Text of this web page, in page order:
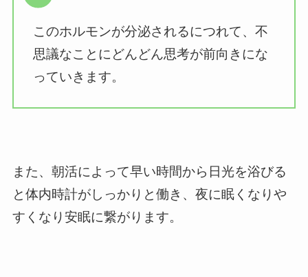
このホルモンが分泌されるにつれて、不
思議なことにどんどん思考が前向きにな
っていきます。
また、朝活によって早い時間から日光を浴びる
と体内時計がしっかりと働き、夜に眠くなりや
すくなり安眠に繋がります。